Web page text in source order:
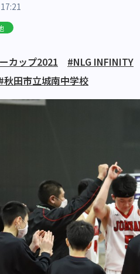
カップ2021 #NLG INFINITY
秋田市立城南中学校